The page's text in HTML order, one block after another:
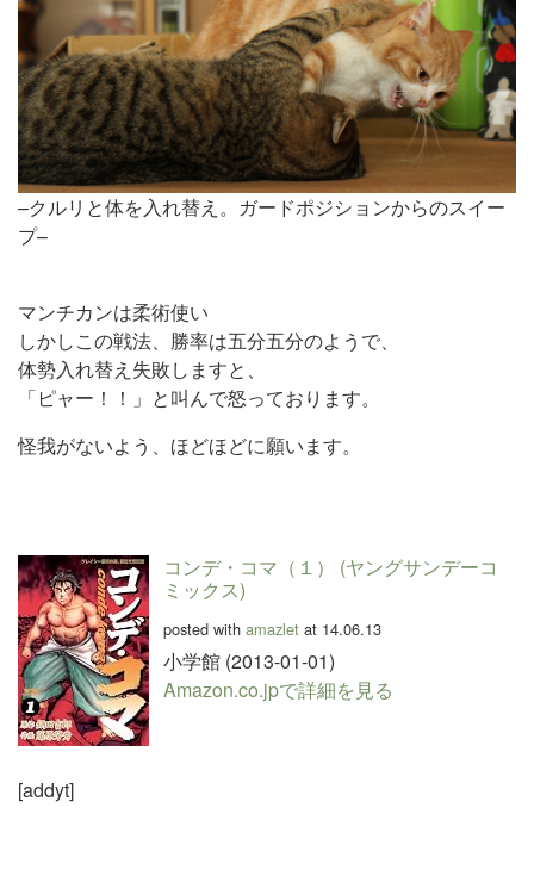
–クルリと体を入れ替え。ガードポジションからのスイー
プ–
マンチカンは柔術使い
しかしこの戦法、勝率は五分五分のようで、
体勢入れ替え失敗しますと、
「ピャー！！」と叫んで怒っております。
怪我がないよう、ほどほどに願います。
コンデ・コマ（１） (ヤングサンデーコ
ミックス)
posted with amazlet at 14.06.13
小学館 (2013-01-01)
Amazon.co.jpで詳細を見る
[addyt]